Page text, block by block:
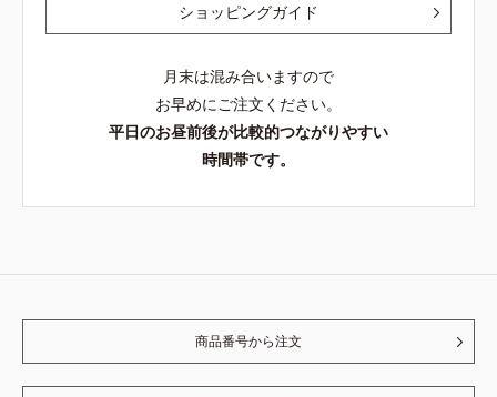
ショッピングガイド
月末は混み合いますので
お早めにご注文ください。
平日のお昼前後が比較的つながりやすい
時間帯です。
商品番号から注文